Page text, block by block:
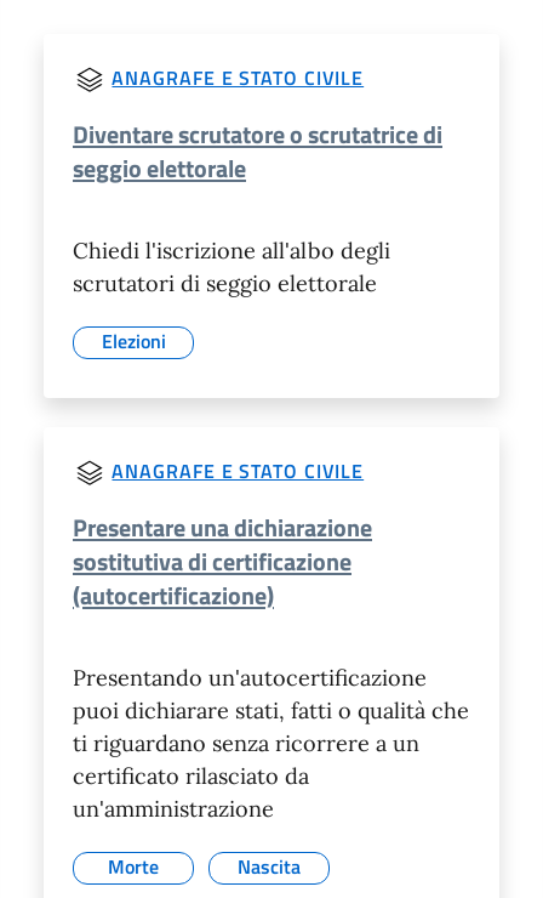
ANAGRAFE E STATO CIVILE
Diventare scrutatore o scrutatrice di
seggio elettorale
Chiedi l'iscrizione all'albo degli
scrutatori di seggio elettorale
Elezioni
ANAGRAFE E STATO CIVILE
Presentare una dichiarazione
sostitutiva di certificazione
(autocertificazione)
Presentando un'autocertificazione
puoi dichiarare stati, fatti o qualità che
ti riguardano senza ricorrere a un
certificato rilasciato da
un'amministrazione
Morte Nascita